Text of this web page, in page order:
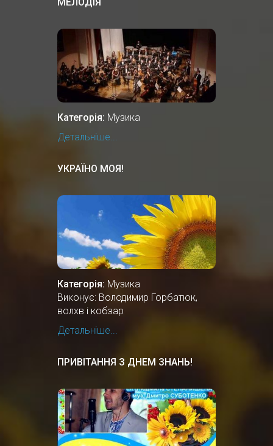
Категорія: Музика
Детальніше...
УКРАЇНО МОЯ!
Категорія: Музика
Виконує: Володимир Горбатюк,
волхв і кобзар
Детальніше...
ПРИВІТАННЯ З ДНЕМ ЗНАНЬ!